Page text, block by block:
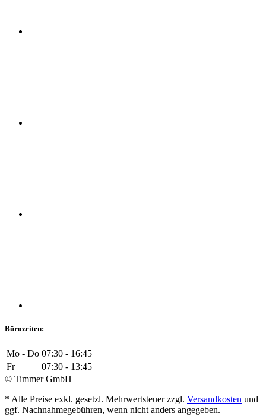
Bürozeiten:
Mo - Do 07:30 - 16:45
Fr
07:30 - 13:45
© Timmer GmbH
* Alle Preise exkl. gesetzl. Mehrwertsteuer zzgl. Versandkosten und
ggf. Nachnahmegebühren, wenn nicht anders angegeben.